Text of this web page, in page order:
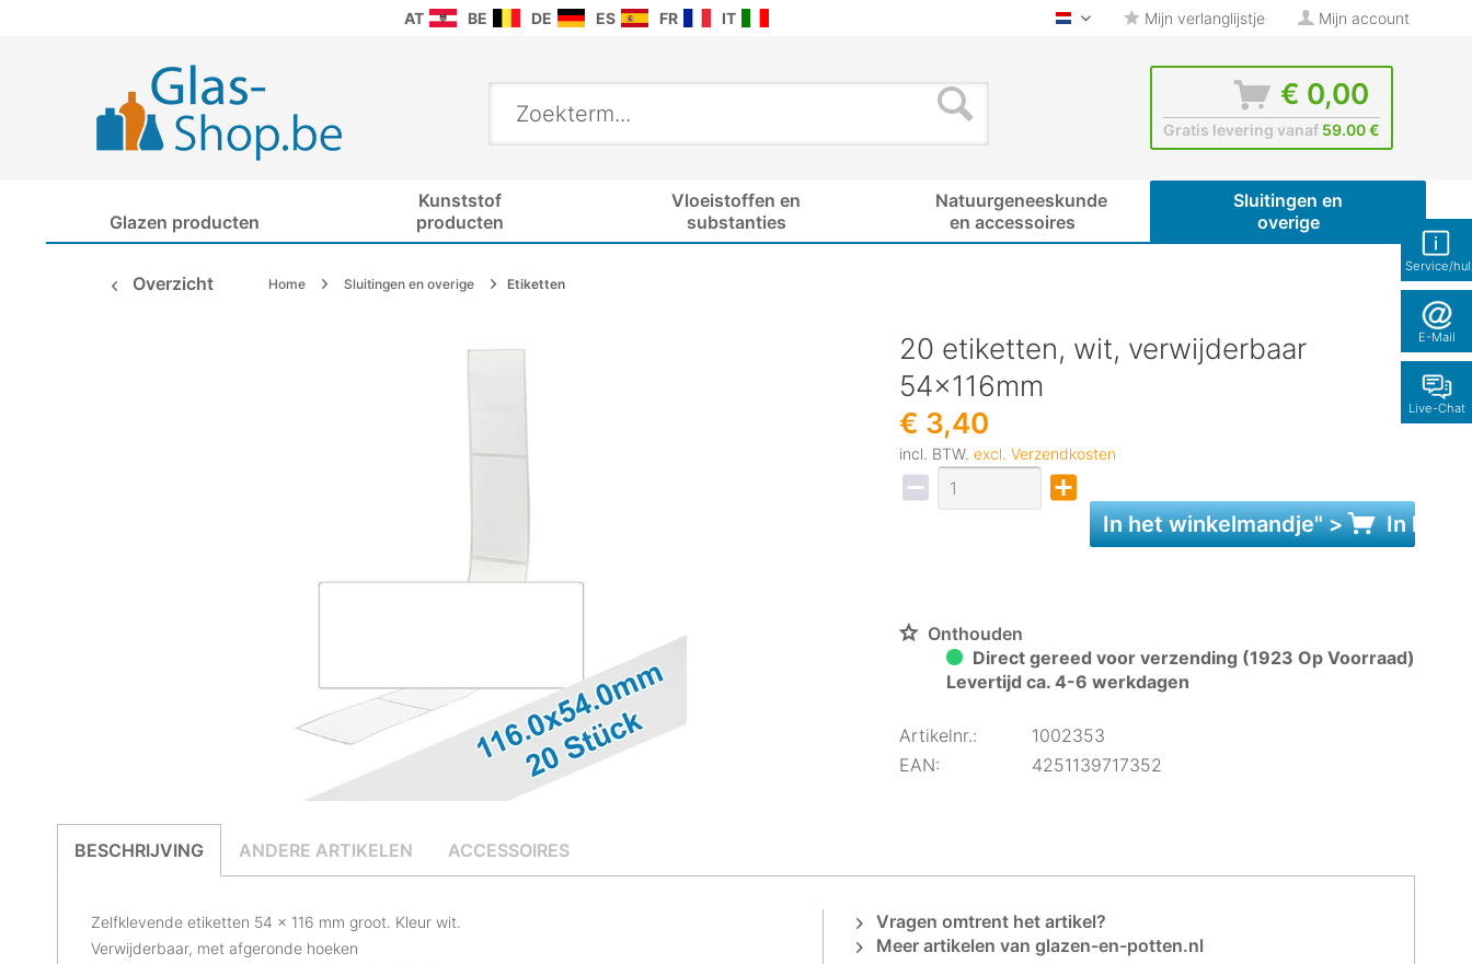
Service/
E-Mail
Live-Chat
AT BE DE ES FR IT glas-shop.be - Nederlands
Mijn verlanglijstje Mijn account
€ 0,00
Gratis levering vanaf 59.00 €
Glazen producten
Kunststof
producten
Vloeistoffen en
substanties
Natuurgeneeskunde
en accessoires
Sluitingen en
overige
Overzicht Home Sluitingen en overige Etiketten
20 etiketten, wit, verwijderbaar
54x116mm
€ 3,40
incl. BTW. excl. Verzendkosten
In hetwinkelmandje" > In het
Onthouden
Direct gereed voor verzending (1923 Op Voorraad)
Levertijd ca. 4-6 werkdagen
Artikelnr.:
1002353
EAN:
4251139717352
BESCHRIJVING ANDERE ARTIKELEN ACCESSOIRES
Zelfklevende etiketten 54 x 116 mm groot. Kleur wit.
Verwijderbaar, met afgeronde hoeken
Vragen omtrent het artikel?
Meer artikelen van glazen-en-potten.nl